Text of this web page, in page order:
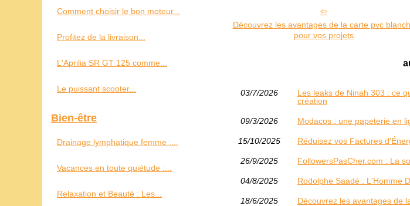
Découvrez les avantages de la carte pvc
pour vos projets
03/7/2026
Les leaks de Ninah 303 : ce
création
09/3/2026 Modacos : une papeterie en
15/10/2025 Réduisez vos Factures
26/9/2025 FollowersPasCher.com : La
04/8/2025 Rodolphe Saadé : L'Homme
18/6/2025 Découvrez les avantages de
Comment choisir le bon moteur...
Profitez de la livraison...
L'Aprilia SR GT 125 comme...
Le puissant scooter...
Bien-être
Drainage lymphatique femme :...
Vacances en toute quiétude :...
Relaxation et Beauté : Les...